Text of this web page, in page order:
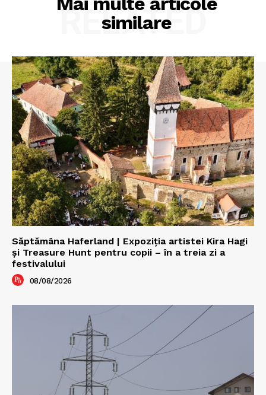
similare
RELATED
Săptămâna Haferland | Expoziţia artistei Kira Hagi
şi Treasure Hunt pentru copii – în a treia zi a
festivalului
08/08/2026